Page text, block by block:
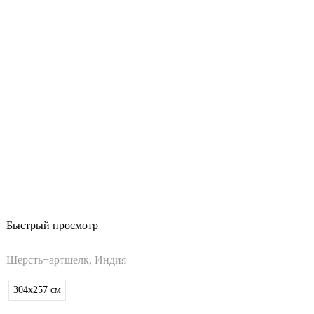
Быстрый просмотр
Шерсть+артшелк, Индия
304x257 см